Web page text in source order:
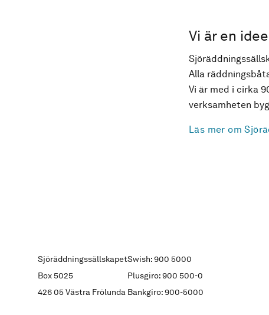
Vi är en
Alla
Vi är med i cirka
verksamheten
Läs mer om
Sjöräddningssällskapet
Box 5025
426 05 Västra Frölunda
Swish: 900 5000
Plusgiro: 900 500-0
Bankgiro: 900-5000